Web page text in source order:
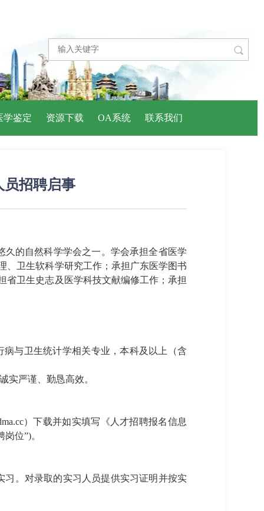

学鉴定 资源下载 OA系统 联系我们
员招聘启事
久的自然科学学会之一。学会承担全省医学
、卫生软科学研究工作；承担广东医学图书
省卫生史志及医学科技文献编修工作；承担
与卫生统计学相关专业，本科及以上（含
实严谨、勤恳高效。
）下载并如实填写《人才招聘报名信息
位”)。
。对录取的实习人员提供实习证明并按实